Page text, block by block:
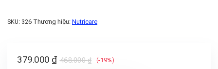
SKU: 326 Thương hiệu: Nutricare
468.000₫
379.000 ₫ (-19%)